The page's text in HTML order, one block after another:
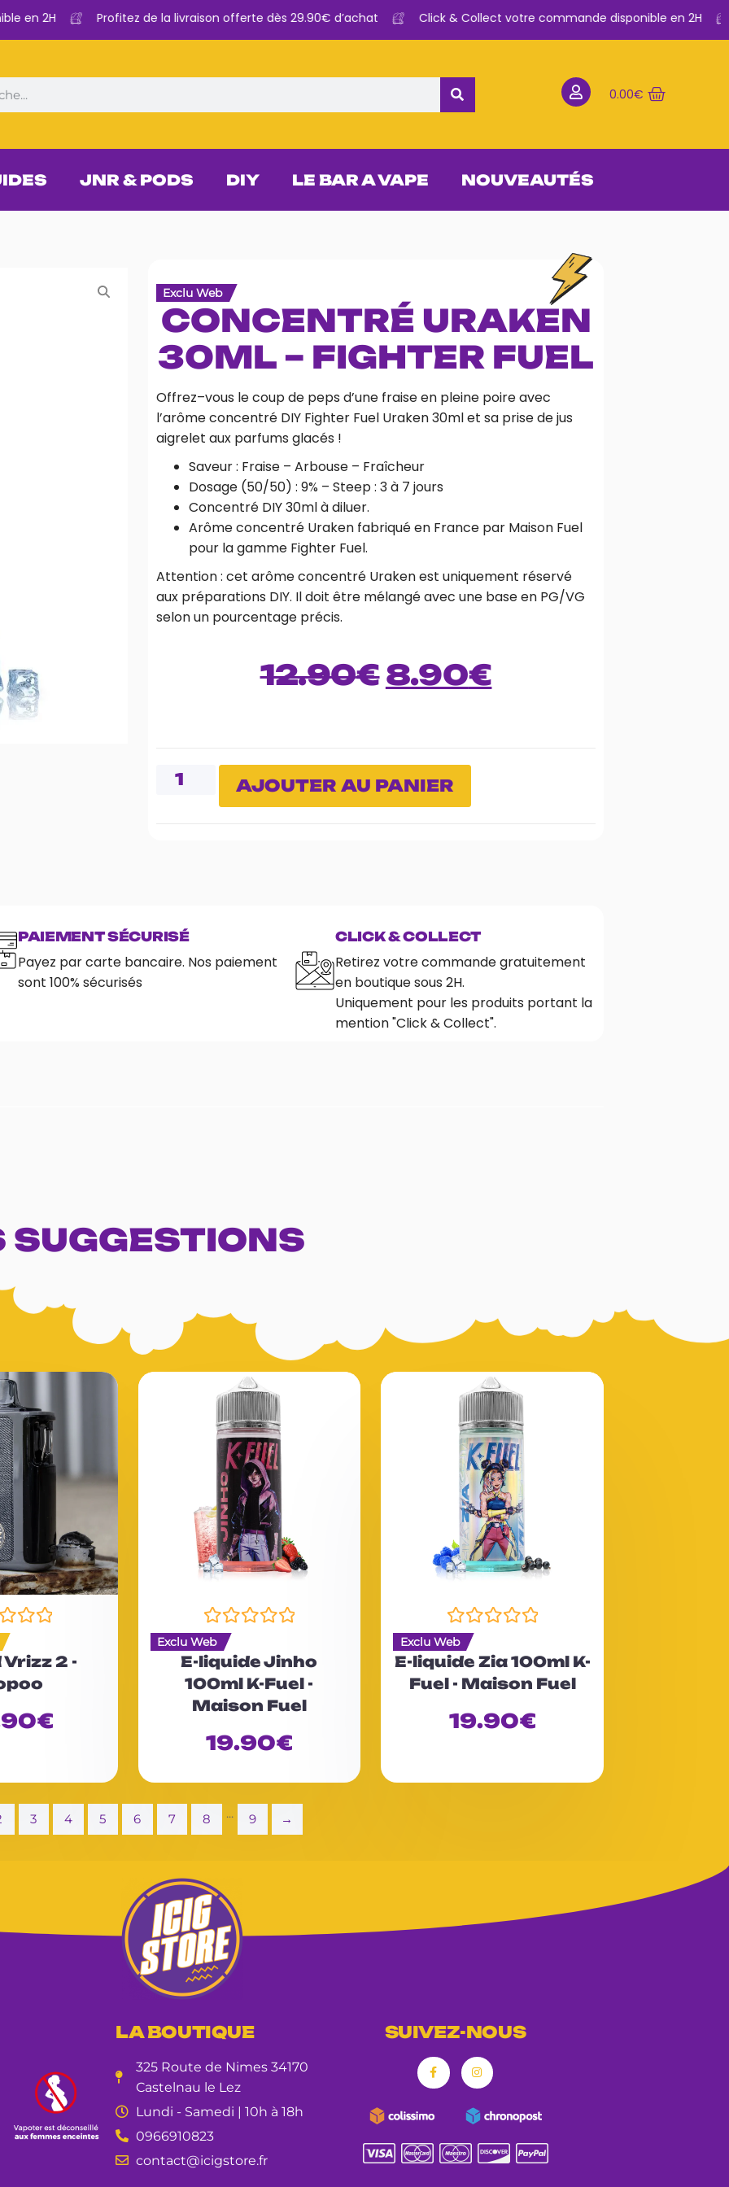
en 2H Profitez de la livraison offerte dès 29.90€ d’achat Click & Collect votre commande disponible en 2H
0.00€
JNR & PODS DIY LE BAR A VAPE NOUVEAUTÉS
Exclu Web
CONCENTRÉ URAKEN
30ML – FIGHTER FUEL
Offrez–vous le coup de peps d’une fraise en pleine poire avec
l’arôme concentré DIY Fighter Fuel Uraken 30ml et sa prise de jus
aigrelet aux parfums glacés !
Saveur : Fraise – Arbouse – Fraîcheur
Dosage (50/50) : 9% – Steep : 3 à 7 jours
Concentré DIY 30ml à diluer.
Arôme concentré Uraken fabriqué en France par Maison Fuel
pour la gamme Fighter Fuel.
Attention : cet arôme concentré Uraken est uniquement réservé
aux préparations DIY. Il doit être mélangé avec une base en PG/VG
selon un pourcentage précis.
12.90€ 8.90€
AJOUTER AU PANIER
PAIEMENT SÉCURISÉ
Payez par carte bancaire. Nos paiement
sont 100% sécurisés
CLICK & COLLECT
Retirez votre commande gratuitement
en boutique sous 2H.
Uniquement pour les produits portant la
mention "Click & Collect".
SUGGESTIONS
2 -
€
N
o
t
e
0
u
Exclu Web
E-liquide Jinho
100ml K-Fuel -
Maison Fuel
19.90€
N
o
t
e
s
Exclu Web
E-liquide Zia 100ml K-
Fuel - Maison Fuel
19.90€
3 4 5 6 7 8 ... 9 →
LA BOUTIQUE
325 Route de Nimes 34170
Castelnau le Lez
Lundi - Samedi | 10h à 18h
0966910823
contact@icigstore.fr
SUIVEZ-NOUS